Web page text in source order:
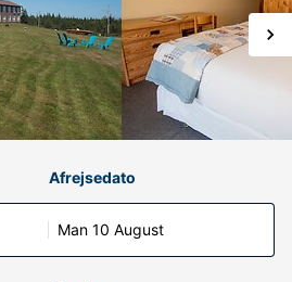
Afrejsedato
Man 10 August